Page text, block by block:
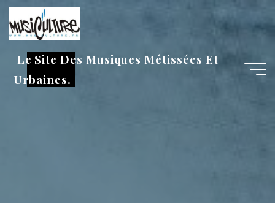
Aller
au
contenu
Le Site Des Musiques Métissées Et
Urbaines.